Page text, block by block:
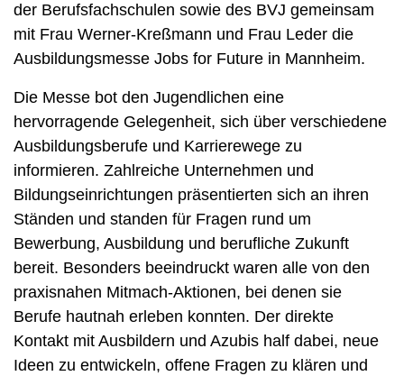
der Berufsfachschulen sowie des BVJ gemeinsam
mit Frau Werner-Kreßmann und Frau Leder die
Ausbildungsmesse Jobs for Future in Mannheim.
Die Messe bot den Jugendlichen eine
hervorragende Gelegenheit, sich über verschiedene
Ausbildungsberufe und Karrierewege zu
informieren. Zahlreiche Unternehmen und
Bildungseinrichtungen präsentierten sich an ihren
Ständen und standen für Fragen rund um
Bewerbung, Ausbildung und berufliche Zukunft
bereit. Besonders beeindruckt waren alle von den
praxisnahen Mitmach-Aktionen, bei denen sie
Berufe hautnah erleben konnten. Der direkte
Kontakt mit Ausbildern und Azubis half dabei, neue
Ideen zu entwickeln, offene Fragen zu klären und